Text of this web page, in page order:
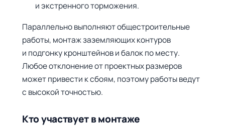
и экстренного торможения.
Параллельно выполняют общестроительные
работы, монтаж заземляющих контуров
и подгонку кронштейнов и балок по месту.
Любое отклонение от проектных размеров
может привести к сбоям, поэтому работы ведут
с высокой точностью.
Кто участвует в монтаже